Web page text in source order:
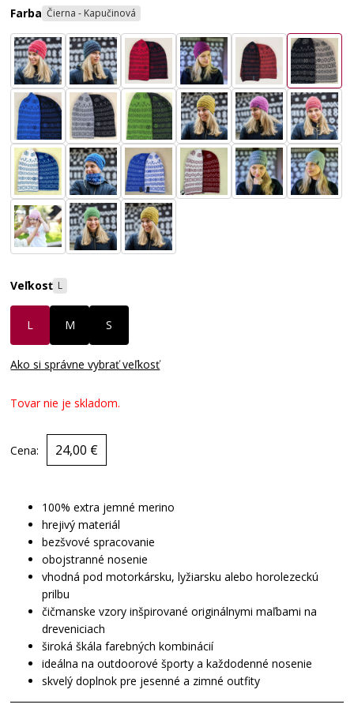
Farba Čierna - Kapučinová
Veľkosť L
L M S
Ako si správne vybrať veľkosť
Tovar nie je skladom.
Cena: 24,00 €
100% extra jemné merino
hrejivý materiál
bezšvové spracovanie
obojstranné nosenie
vhodná pod motorkársku, lyžiarsku alebo horolezeckú
prilbu
čičmanske vzory inšpirované originálnymi maľbami na
dreveniciach
široká škála farebných kombinácií
ideálna na outdoorové športy a každodenné nosenie
skvelý doplnok pre jesenné a zimné outfity